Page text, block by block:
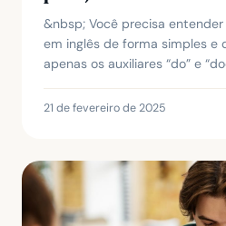
&nbsp; Você precisa
em inglês de forma simples e
apenas os auxiliares “do” e
21 de fevereiro de 2025